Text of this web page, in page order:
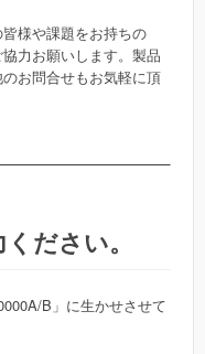
様や課題をお持ちの
力お願いします。製品
お問合せもお気軽に頂
ださい。
B」に生かせさせて